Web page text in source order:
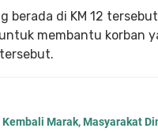
di KM 12
membantu korban
Marak, Masyarakat